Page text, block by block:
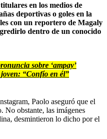
en los medios de
deportivas o goles en la
con un reportero de Magaly
dentro de un conocido
sobre ‘ampay’
joven: “Confío en él”
Paolo aseguró que el
No obstante, las imágenes
desmintieron lo dicho por el